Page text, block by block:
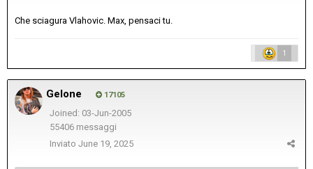
Che sciagura Vlahovic. Max, pensaci tu.
1
Gelone 17105
Joined: 03-Jun-2005
55406 messaggi
Inviato June 19, 2025